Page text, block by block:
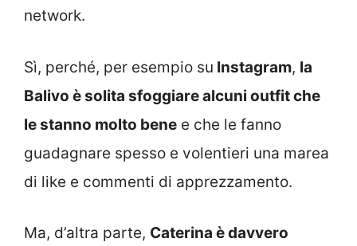
network.
Sì, perché, per esempio su Instagram, la
Balivo è solita sfoggiare alcuni outfit che
le stanno molto bene e che le fanno
guadagnare spesso e volentieri una marea
di like e commenti di apprezzamento.
Ma, d’altra parte, Caterina è davvero